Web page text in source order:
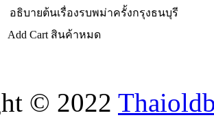
อธิบายต้นเรื่องรบพม่าครั้งกรุงธนบุรี
Add Cart สินค้าหมด
© 2022